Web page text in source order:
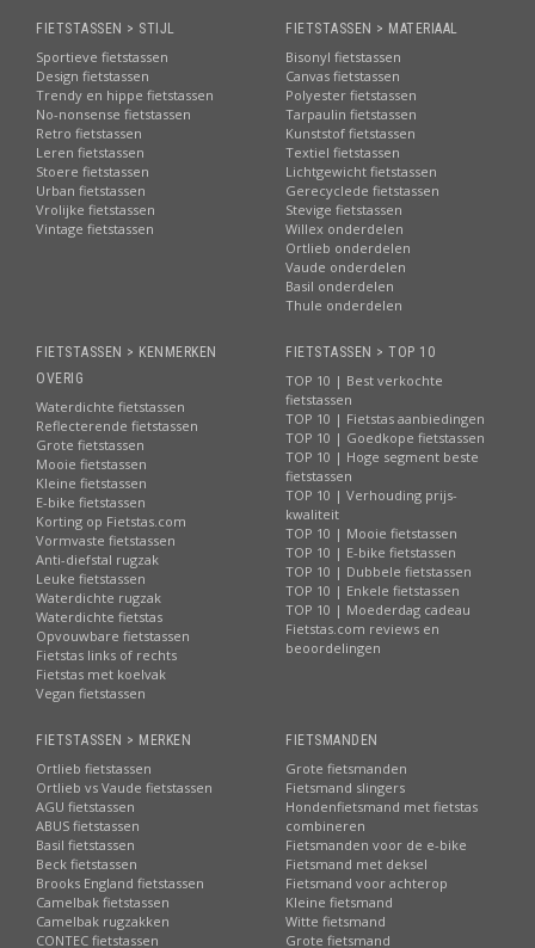
FIETSTASSEN > STIJL
Sportieve fietstassen
Design fietstassen
Trendy en hippe fietstassen
No-nonsense fietstassen
Retro fietstassen
Leren fietstassen
Stoere fietstassen
Urban fietstassen
Vrolijke fietstassen
Vintage fietstassen
FIETSTASSEN > MATERIAAL
Bisonyl fietstassen
Canvas fietstassen
Polyester fietstassen
Tarpaulin fietstassen
Kunststof fietstassen
Textiel fietstassen
Lichtgewicht fietstassen
Gerecyclede fietstassen
Stevige fietstassen
Willex onderdelen
Ortlieb onderdelen
Vaude onderdelen
Basil onderdelen
Thule onderdelen
FIETSTASSEN > KENMERKEN
OVERIG
Waterdichte fietstassen
Reflecterende fietstassen
Grote fietstassen
Mooie fietstassen
Kleine fietstassen
E-bike fietstassen
Korting op Fietstas.com
Vormvaste fietstassen
Anti-diefstal rugzak
Leuke fietstassen
Waterdichte rugzak
Waterdichte fietstas
Opvouwbare fietstassen
Fietstas links of rechts
Fietstas met koelvak
Vegan fietstassen
FIETSTASSEN > TOP 10
TOP 10 | Best verkochte
fietstassen
TOP 10 | Fietstas aanbiedingen
TOP 10 | Goedkope fietstassen
TOP 10 | Hoge segment beste
fietstassen
TOP 10 | Verhouding prijs-
kwaliteit
TOP 10 | Mooie fietstassen
TOP 10 | E-bike fietstassen
TOP 10 | Dubbele fietstassen
TOP 10 | Enkele fietstassen
TOP 10 | Moederdag cadeau
Fietstas.com reviews en
beoordelingen
FIETSTASSEN > MERKEN
Ortlieb fietstassen
Ortlieb vs Vaude fietstassen
AGU fietstassen
ABUS fietstassen
Basil fietstassen
Beck fietstassen
Brooks England fietstassen
Camelbak fietstassen
Camelbak rugzakken
CONTEC fietstassen
FIETSMANDEN
Grote fietsmanden
Fietsmand slingers
Hondenfietsmand met fietstas
combineren
Fietsmanden voor de e-bike
Fietsmand met deksel
Fietsmand voor achterop
Kleine fietsmand
Witte fietsmand
Grote fietsmand